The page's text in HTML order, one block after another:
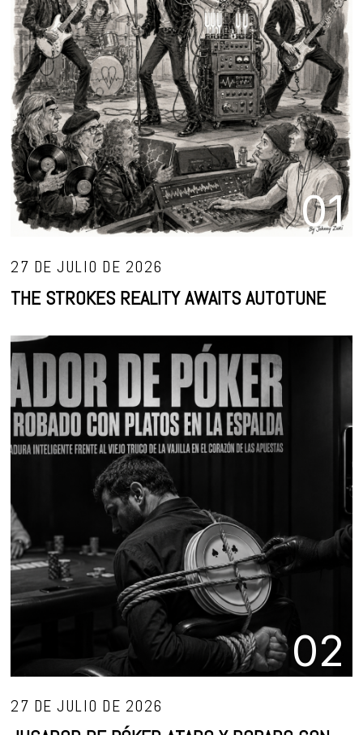
01
27 DE JULIO DE 2026
THE STROKES REALITY AWAITS AUTOTUNE
02
27 DE JULIO DE 2026